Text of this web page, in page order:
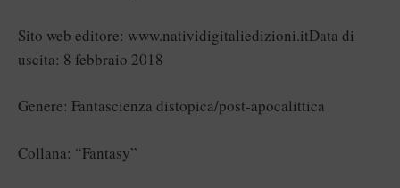
Sito web editore: www.natividigitaliedizioni.itData di
uscita: 8 febbraio 2018
Genere: Fantascienza distopica/post-apocalittica
Collana: “Fantasy”